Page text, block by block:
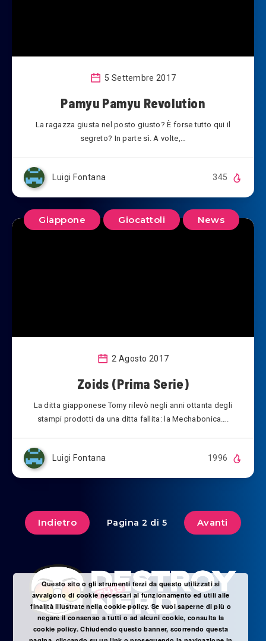
5 Settembre 2017
Pamyu Pamyu Revolution
La ragazza giusta nel posto giusto? È forse tutto qui il
segreto? In parte sì. A volte,…
Luigi Fontana 345
Giappone Giocattoli News
2 Agosto 2017
Zoids (Prima Serie)
La ditta giapponese Tomy rilevò negli anni ottanta degli
stampi prodotti da una ditta fallita: la Mechabonica….
Luigi Fontana 1996
Indietro Pagina 2 di 5 Avanti
Questo sito o gli strumenti terzi da questo utilizzati si
avvalgono di cookie necessari al funzionamento ed utili alle
finalità illustrate nella cookie policy. Se vuoi saperne di più o
negare il consenso a tutti o ad alcuni cookie, consulta la
cookie policy. Chiudendo questo banner, scorrendo questa